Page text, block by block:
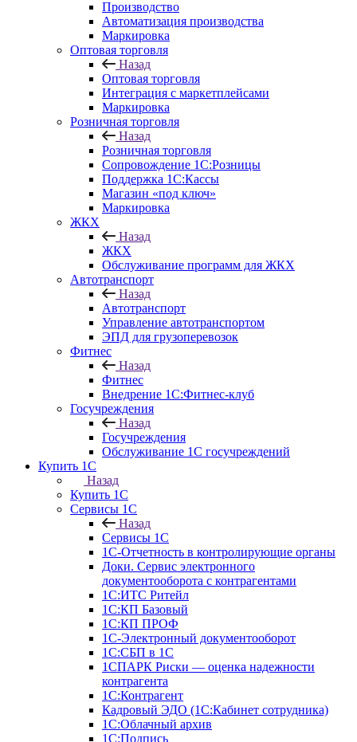
Производство
Автоматизация производства
Маркировка
Оптовая торговля
Назад
Оптовая торговля
Интеграция с маркетплейсами
Маркировка
Розничная торговля
Назад
Розничная торговля
Сопровождение 1С:Розницы
Поддержка 1С:Кассы
Магазин «под ключ»
Маркировка
ЖКХ
Назад
ЖКХ
Обслуживание программ для ЖКХ
Автотранспорт
Назад
Автотранспорт
Управление автотранспортом
ЭПД для грузоперевозок
Фитнес
Назад
Фитнес
Внедрение 1С:Фитнес-клуб
Госучреждения
Назад
Госучреждения
Обслуживание 1С госучреждений
Купить 1С
Назад
Купить 1С
Сервисы 1С
Назад
Сервисы 1С
1С-Отчетность в контролирующие органы
Доки. Сервис электронного
документооборота с контрагентами
1С:ИТС Ритейл
1С:КП Базовый
1С:КП ПРОФ
1С-Электронный документооборот
1С:СБП в 1С
1СПАРК Риски — оценка надежности
контрагента
1С:Контрагент
Кадровый ЭДО (1С:Кабинет сотрудника)
1С:Облачный архив
1С:Подпись